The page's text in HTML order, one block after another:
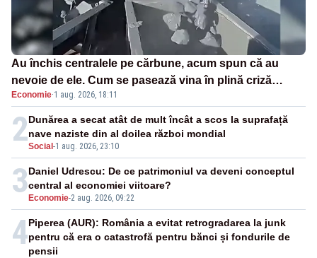
Au închis centralele pe cărbune, acum spun că au
nevoie de ele. Cum se pasează vina în plină criză
energetică
Economie·1 aug. 2026, 18:11
2Social -1 aug. 2026, 23:10
Dunărea a secat atât de mult încât a scos la suprafață
nave naziste din al doilea război mondial
3 Economie-2 aug. 2026, 09:22
Daniel Udrescu: De ce patrimoniul va deveni conceptul
central al economiei viitoare?
4Piperea (AUR): România a evitat retrogradarea la junk
pentru că era o catastrofă pentru bănci și fondurile de
pensii